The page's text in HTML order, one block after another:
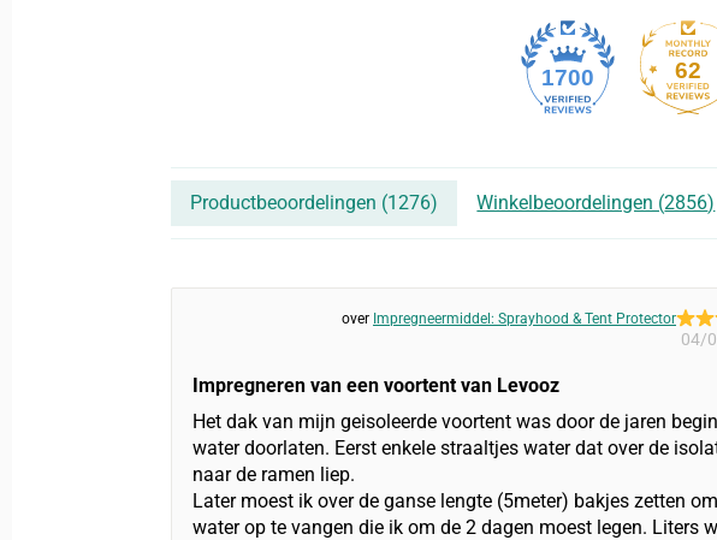
1700 62
Productbeoordelingen (1276) Winkelbeoordelingen (2856)
Impregneermiddel: Sprayhood & Tent Protector
04/
Impregneren van een voortent van Levooz
Het dak van mijn geisoleerde voortent was door de jaren
water doorlaten. Eerst enkele straaltjes water dat over de
naar de ramen liep.
Later moest ik over de ganse lengte (5meter) bakjes zetten
water op te vangen die ik om de 2 dagen moest legen. Liters